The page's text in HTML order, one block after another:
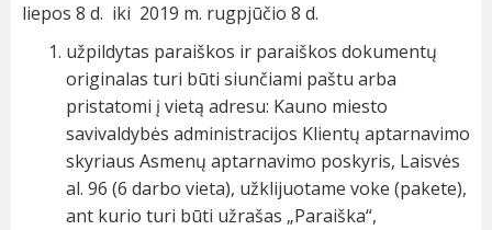
liepos 8 d. iki 2019 m. rugpjūčio 8 d.
užpildytas paraiškos ir paraiškos dokumentų
originalas turi būti siunčiami paštu arba
pristatomi į vietą adresu: Kauno miesto
savivaldybės administracijos Klientų aptarnavimo
skyriaus Asmenų aptarnavimo poskyris, Laisvės
al. 96 (6 darbo vieta), užklijuotame voke (pakete),
ant kurio turi būti užrašas „Paraiška“,